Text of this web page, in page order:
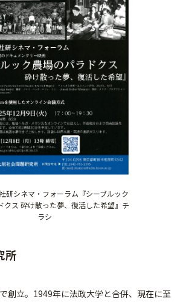
研シネマ・フォーラム『シーブルック
クス 砕け散った夢、復活した希望』チ
ラシ
所
創立。1949年に法政大学と合併、現在に至